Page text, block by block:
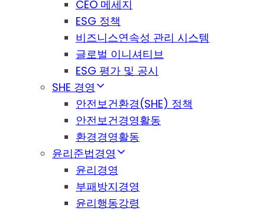
CEO 메세지
ESG 정책
비즈니스연속성 관리 시스템
글로벌 이니셔티브
ESG 평가 및 공시
SHE 경영
안전보건환경(SHE) 정책
안전보건경영활동
환경경영활동
윤리준법경영
윤리경영
부패방지경영
윤리행동강령